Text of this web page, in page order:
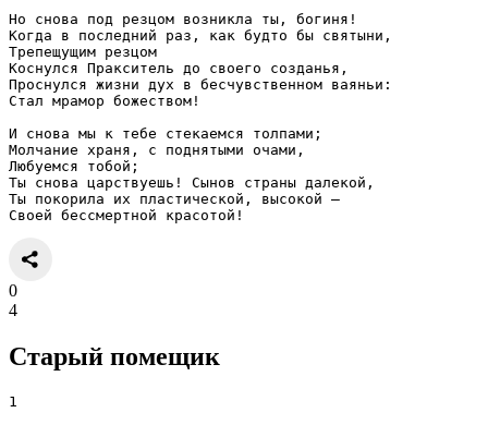
Но снова под резцом возникла ты, богиня!
Когда в последний раз, как будто бы святыни,
Трепещущим резцом
Коснулся Пракситель до своего созданья,
Проснулся жизни дух в бесчувственном ваяньи:
Стал мрамор божеством!
И снова мы к тебе стекаемся толпами;
Молчание храня, с поднятыми очами,
Любуемся тобой;
Ты снова царствуешь! Сынов страны далекой,
Ты покорила их пластической, высокой —
Своей бессмертной красотой!
0
4
Старый помещик
1